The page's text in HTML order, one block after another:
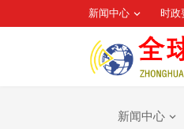
新闻中心 时政
新闻中心